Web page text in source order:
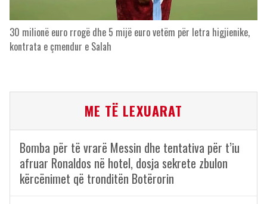
30 milionë euro rrogë dhe 5 mijë euro vetëm për letra higjienike,
kontrata e çmendur e Salah
ME TË LEXUARAT
Bomba për të vrarë Messin dhe tentativa për t’iu
afruar Ronaldos në hotel, dosja sekrete zbulon
kërcënimet që tronditën Botërorin